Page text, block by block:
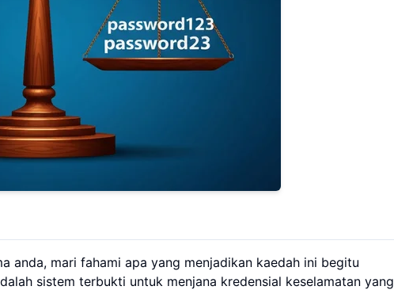
anda, mari fahami apa yang menjadikan kaedah ini begitu
sistem terbukti untuk menjana kredensial keselamatan yang